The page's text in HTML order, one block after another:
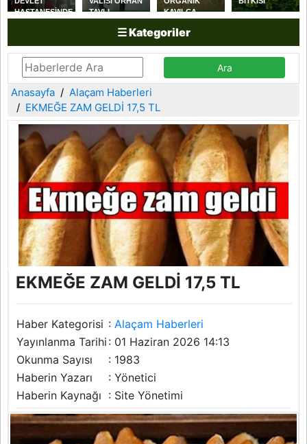
HASTANESİNDE
BESLENMENİN
ÖNEMİNE
DİKKAT
ÇEKİLDİ
TAVLI
GÜVENLİK
KOLLUK
DESTEK
KOMUTANLIĞINI
ZİYARET ETTİ
KAVILCA
HASADI
YAPILDI
☰ Kategoriler
Anasayfa
Alaçam Haberleri
EKMEĞE ZAM GELDİ 17,5 TL
EKMEĞE ZAM GELDİ 17,5 TL
Haber Kategorisi : Alaçam Haberleri
Yayınlanma Tarihi : 01 Haziran 2026 14:13
Okunma Sayısı
: 1983
Haberin Yazarı
: Yönetici
Haberin Kaynağı : Site Yönetimi